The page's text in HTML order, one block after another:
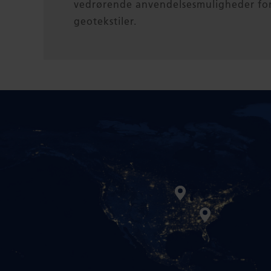
vedrørende anvendelsesmuligheder
geotekstiler.